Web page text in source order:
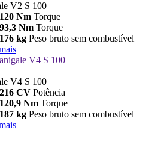
V2 S 100
120 Nm Torque
93,3 Nm Torque
176 kg Peso bruto sem combustível
V4 S 100
V4 S 100
216 CV Potência
120,9 Nm Torque
187 kg Peso bruto sem combustível